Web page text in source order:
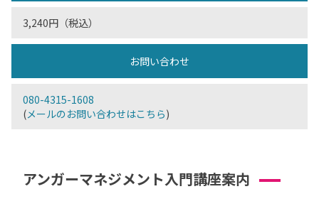
3,240円（税込）
お問い合わせ
080-4315-1608
(メールのお問い合わせはこちら)
アンガーマネジメント入門講座案内